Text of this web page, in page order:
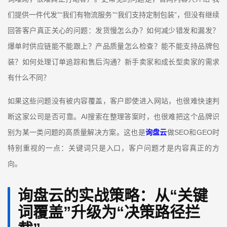
们提供一件代发”“我们有物流服务”“我们支持定制包装” ，但没有继续
回答客户真正关心的问题：发货慢怎么办？如何减少错发和漏发？
爆单时供应链能不能跟上？产品质量怎么检查？能不能支持品牌包
装？如何处理订单追踪和售后沟通？新手卖家和成长型卖家的需求
有什么不同？
如果这些问题没有被内容覆盖，客户即使进入网站，也很难快速判
断这家公司是否可靠。 AI搜索在整理答案时，也很难把这个品牌识
别为某一类问题的高质量解决方案。这也是询盘云做SEO和 GEO时
特别重视的一点：关键词只是入口，客户问题才是内容真正的方
向。
询盘云的实战策略：从“关键
词覆盖”升级为“决策路径拦